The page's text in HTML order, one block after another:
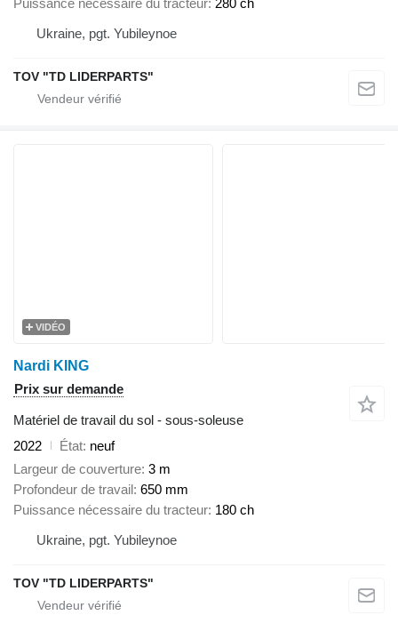
Ukraine, pgt. Yubileynoe
TOV "TD LIDERPARTS"
VIDÉO
Nardi KING
Prix sur demande
Matériel de travail du sol - sous-soleuse
2022
État neuf
Largeur de couverture 3 m
Profondeur de travail 650 mm
Puissance nécessaire du tracteur 180 ch
Ukraine, pgt. Yubileynoe
TOV "TD LIDERPARTS"